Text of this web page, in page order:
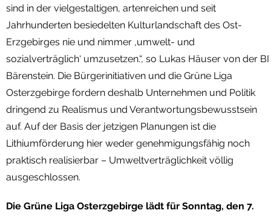
sind in der vielgestaltigen, artenreichen und seit
Jahrhunderten besiedelten Kulturlandschaft des Ost-
Erzgebirges nie und nimmer ‚umwelt- und
sozialverträglich‘ umzusetzen.“, so Lukas Häuser von der BI
Bärenstein. Die Bürgerinitiativen und die Grüne Liga
Osterzgebirge fordern deshalb Unternehmen und Politik
dringend zu Realismus und Verantwortungsbewusstsein
auf. Auf der Basis der jetzigen Planungen ist die
Lithiumförderung hier weder genehmigungsfähig noch
praktisch realisierbar – Umweltverträglichkeit völlig
ausgeschlossen.
Die Grüne Liga Osterzgebirge lädt für Sonntag, den 7.